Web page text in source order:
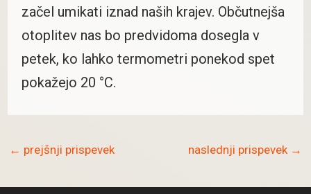
začel umikati iznad naših krajev. Občutnejša
otoplitev nas bo predvidoma dosegla v
petek, ko lahko termometri ponekod spet
pokažejo 20 °C.
Post
← prejšnji prispevek naslednji prispevek →